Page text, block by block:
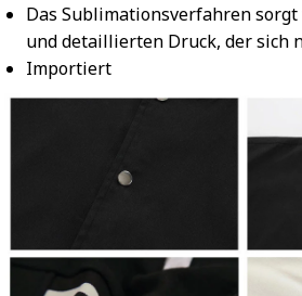
Das Sublimationsverfahren
und detaillierten Druck, der sich
Importiert